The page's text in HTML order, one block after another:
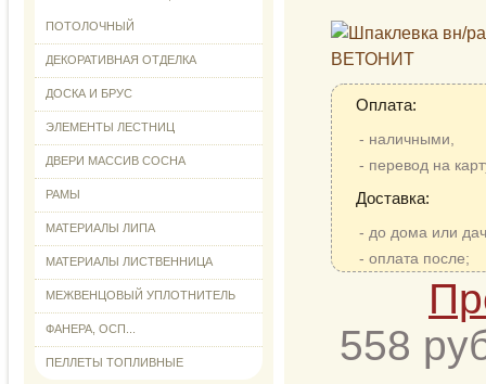
ПОТОЛОЧНЫЙ
ДЕКОРАТИВНАЯ ОТДЕЛКА
ДОСКА И БРУС
ЭЛЕМЕНТЫ ЛЕСТНИЦ
ДВЕРИ МАССИВ СОСНА
РАМЫ
МАТЕРИАЛЫ ЛИПА
МАТЕРИАЛЫ ЛИСТВЕННИЦА
МЕЖВЕНЦОВЫЙ УПЛОТНИТЕЛЬ
ФАНЕРА, ОСП...
ПЕЛЛЕТЫ ТОПЛИВНЫЕ
Оплата:
- наличными,
- перевод на
Доставка:
- до дома или
- оплата после;
558